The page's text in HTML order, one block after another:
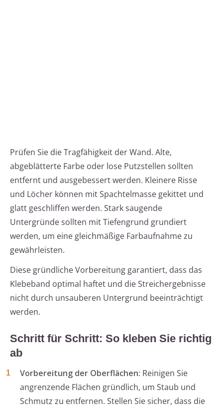
Prüfen Sie die Tragfähigkeit der Wand. Alte,
abgeblätterte Farbe oder lose Putzstellen sollten
entfernt und ausgebessert werden. Kleinere Risse
und Löcher können mit Spachtelmasse gekittet und
glatt geschliffen werden. Stark saugende
Untergründe sollten mit Tiefengrund grundiert
werden, um eine gleichmäßige Farbaufnahme zu
gewährleisten.
Diese gründliche Vorbereitung garantiert, dass das
Klebeband optimal haftet und die Streichergebnisse
nicht durch unsauberen Untergrund beeinträchtigt
werden.
Schritt für Schritt: So kleben Sie richtig
ab
Vorbereitung der Oberflächen: Reinigen Sie
angrenzende Flächen gründlich, um Staub und
Schmutz zu entfernen. Stellen Sie sicher, dass die